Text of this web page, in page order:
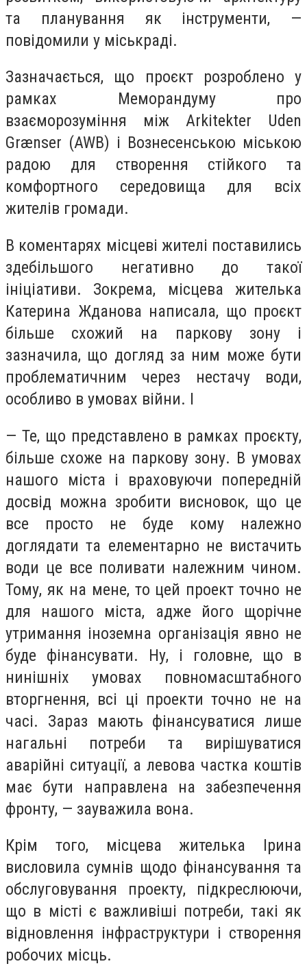
та планування як інструменти, —
повідомили у міськраді.
Зазначається, що проєкт розроблено у
рамках Меморандуму про
взаєморозуміння між Arkitekter Uden
Grænser (AWB) і Вознесенською міською
радою для створення стійкого та
комфортного середовища для всіх
жителів громади.
В коментарях місцеві жителі поставились
здебільшого негативно до такої
ініціативи. Зокрема, місцева жителька
Катерина Жданова написала, що проєкт
більше схожий на паркову зону і
зазначила, що догляд за ним може бути
проблематичним через нестачу води,
особливо в умовах війни. І
— Те, що представлено в рамках проєкту,
більше схоже на паркову зону. В умовах
нашого міста і враховуючи попередній
досвід можна зробити висновок, що це
все просто не буде кому належно
доглядати та елементарно не вистачить
води це все поливати належним чином.
Тому, як на мене, то цей проект точно не
для нашого міста, адже його щорічне
утримання іноземна організація явно не
буде фінансувати. Ну, і головне, що в
нинішніх умовах повномасштабного
вторгнення, всі ці проекти точно не на
часі. Зараз мають фінансуватися лише
нагальні потреби та вирішуватися
аварійні ситуації, а левова частка коштів
має бути направлена на забезпечення
фронту, — зауважила вона.
Крім того, місцева жителька Ірина
висловила сумнів щодо фінансування та
обслуговування проекту, підкреслюючи,
що в місті є важливіші потреби, такі як
відновлення інфраструктури і створення
робочих місць.